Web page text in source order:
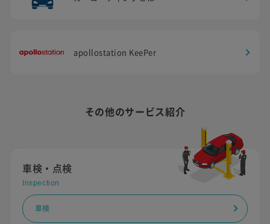
apollostation KeePer
その他のサービス紹介
車検・点検
Inspection
車検